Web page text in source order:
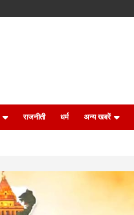
राजनीती धर्म अन्य खबरें